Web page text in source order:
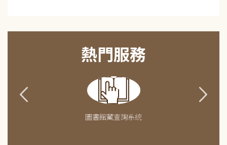
熱門服務
圖書館藏查詢系統